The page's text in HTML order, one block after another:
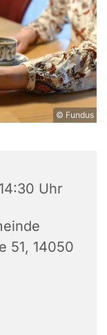
© Fundus
Uhr
51, 14050